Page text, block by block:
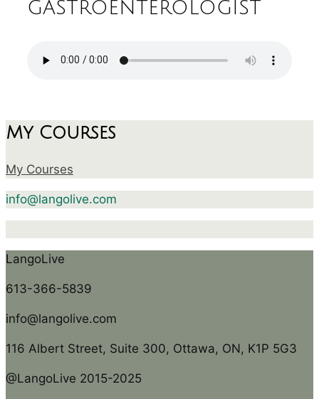
gastroenterologist
My Courses
My Courses
info@langolive.com
LangoLive
613-366-5839
info@langolive.com
116 Albert Street, Suite 300, Ottawa, ON, K1P 5G3
@LangoLive 2015-2025